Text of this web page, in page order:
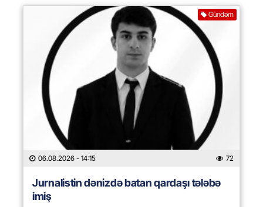
Gündəm
06.08.2026 - 14:15 72
Jurnalistin dənizdə batan qardaşı tələbə
imiş